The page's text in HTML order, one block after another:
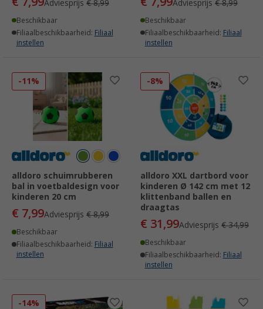
Adviesprijs € 8,99
Beschikbaar
Filiaalbeschikbaarheid: Filiaal
instellen
Adviesprijs € 8,99
Beschikbaar
Filiaalbeschikbaarheid: Filiaal
instellen
-11%
alldoro schuimrubberen
bal in voetbaldesign voor
kinderen 20 cm
€ 7,99Adviesprijs € 8,99
Beschikbaar
Filiaalbeschikbaarheid: Filiaal
instellen
-8%
alldoro XXL dartbord voor
kinderen Ø 142 cm met 12
klittenband ballen en
draagtas
€ 31,99Adviesprijs € 34,99
Beschikbaar
Filiaalbeschikbaarheid: Filiaal
instellen
-14%